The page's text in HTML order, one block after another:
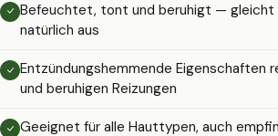
Befeuchtet, tont und beruhigt — gleicht
natürlich aus
Entzündungshemmende Eigenschaften
und beruhigen Reizungen
Geeignet für alle Hauttypen, auch